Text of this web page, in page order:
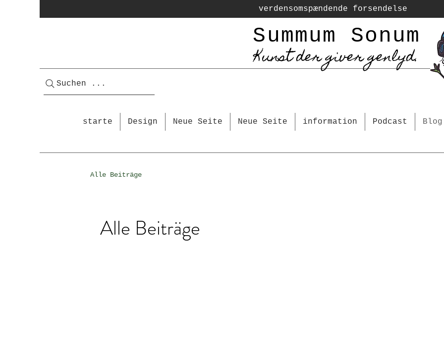
verdensomspændende forsendelse
Suchen ...
Summum Sonum
Kunst der giver genlyd.
starte Design Neue Seite Neue Seite information Podcast Blog
Alle Beiträge
Alle Beiträge